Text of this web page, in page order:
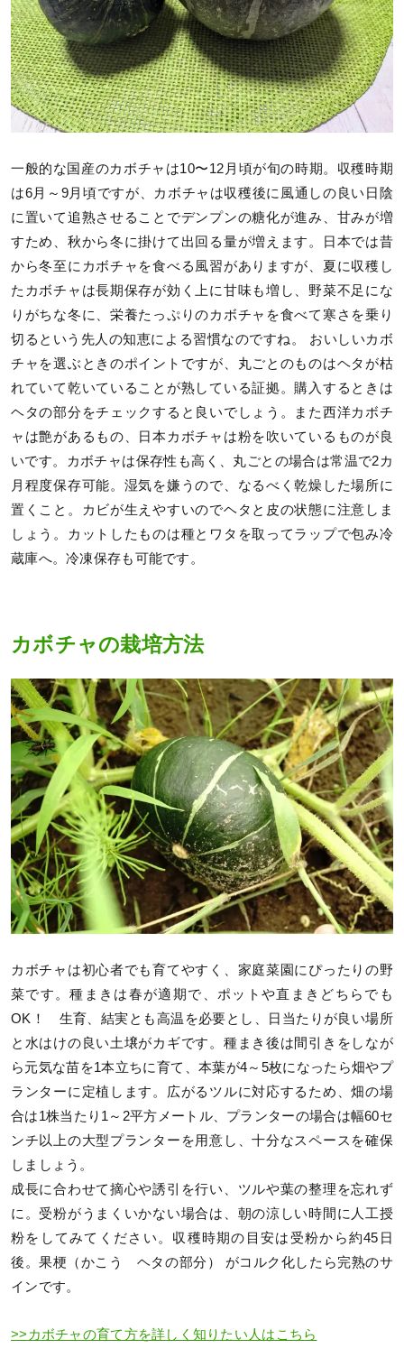
一般的な国産のカボチャは10〜12月頃が旬の時期。収穫時期
は6月～9月頃ですが、カボチャは収穫後に風通しの良い日陰
に置いて追熟させることでデンプンの糖化が進み、甘みが増
すため、秋から冬に掛けて出回る量が増えます。日本では昔
から冬至にカボチャを食べる風習がありますが、夏に収穫し
たカボチャは長期保存が効く上に甘味も増し、野菜不足にな
りがちな冬に、栄養たっぷりのカボチャを食べて寒さを乗り
切るという先人の知恵による習慣なのですね。 おいしいカボ
チャを選ぶときのポイントですが、丸ごとのものはヘタが枯
れていて乾いていることが熟している証拠。購入するときは
ヘタの部分をチェックすると良いでしょう。また西洋カボチ
ャは艶があるもの、日本カボチャは粉を吹いているものが良
いです。カボチャは保存性も高く、丸ごとの場合は常温で2カ
月程度保存可能。湿気を嫌うので、なるべく乾燥した場所に
置くこと。カビが生えやすいのでヘタと皮の状態に注意しま
しょう。カットしたものは種とワタを取ってラップで包み冷
蔵庫へ。冷凍保存も可能です。
カボチャの栽培方法
カボチャは初心者でも育てやすく、家庭菜園にぴったりの野
菜です。種まきは春が適期で、ポットや直まきどちらでも
OK！ 生育、結実とも高温を必要とし、日当たりが良い場所
と水はけの良い土壌がカギです。種まき後は間引きをしなが
ら元気な苗を1本立ちに育て、本葉が4～5枚になったら畑やプ
ランターに定植します。広がるツルに対応するため、畑の場
合は1株当たり1～2平方メートル、プランターの場合は幅60セ
ンチ以上の大型プランターを用意し、十分なスペースを確保
しましょう。
成長に合わせて摘心や誘引を行い、ツルや葉の整理を忘れず
に。受粉がうまくいかない場合は、朝の涼しい時間に人工授
粉をしてみてください。収穫時期の目安は受粉から約45日
後。果梗（かこう ヘタの部分） がコルク化したら完熟のサ
インです。
>>カボチャの育て方を詳しく知りたい人はこちら